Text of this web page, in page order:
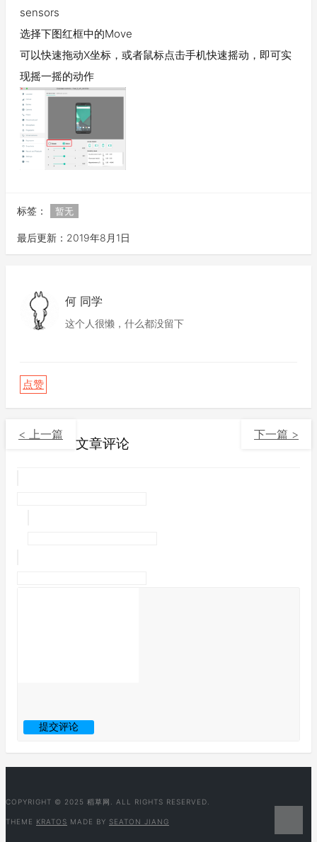
sensors
选择下图红框中的Move
可以快速拖动X坐标，或者鼠标点击手机快速摇动，即可实
现摇一摇的动作
标签： 暂无
最后更新：2019年8月1日
何 同学
这个人很懒，什么都没留下
点赞
< 上一篇 下一篇 >
文章评论
COPYRIGHT © 2025 稻草网. ALL RIGHTS RESERVED.
THEME KRATOS MADE BY SEATON JIANG